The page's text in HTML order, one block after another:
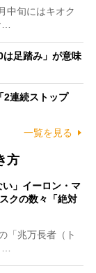
中旬にはキオク
…
は足踏み」が意味
2連続ストップ
一覧を見る
方
い」イーロン・マ
クの数々「絶対
「兆万長者（ト
…